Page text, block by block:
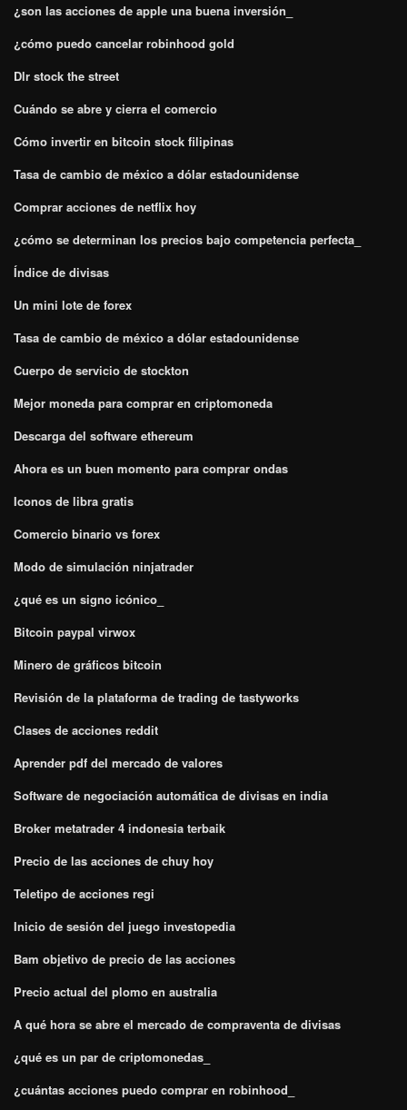
¿son las acciones de apple una buena inversión_
¿cómo puedo cancelar robinhood gold
Dlr stock the street
Cuándo se abre y cierra el comercio
Cómo invertir en bitcoin stock filipinas
Tasa de cambio de méxico a dólar estadounidense
Comprar acciones de netflix hoy
¿cómo se determinan los precios bajo competencia perfecta_
Índice de divisas
Un mini lote de forex
Tasa de cambio de méxico a dólar estadounidense
Cuerpo de servicio de stockton
Mejor moneda para comprar en criptomoneda
Descarga del software ethereum
Ahora es un buen momento para comprar ondas
Iconos de libra gratis
Comercio binario vs forex
Modo de simulación ninjatrader
¿qué es un signo icónico_
Bitcoin paypal virwox
Minero de gráficos bitcoin
Revisión de la plataforma de trading de tastyworks
Clases de acciones reddit
Aprender pdf del mercado de valores
Software de negociación automática de divisas en india
Broker metatrader 4 indonesia terbaik
Precio de las acciones de chuy hoy
Teletipo de acciones regi
Inicio de sesión del juego investopedia
Bam objetivo de precio de las acciones
Precio actual del plomo en australia
A qué hora se abre el mercado de compraventa de divisas
¿qué es un par de criptomonedas_
¿cuántas acciones puedo comprar en robinhood_